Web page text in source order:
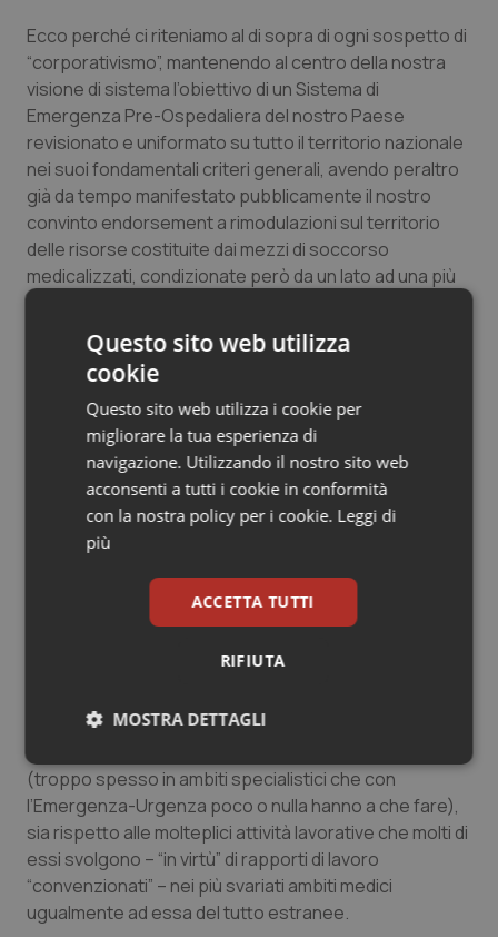
Ecco perché ci riteniamo al di sopra di ogni sospetto di
“corporativismo”, mantenendo al centro della nostra
visione di sistema l’obiettivo di un Sistema di
Emergenza Pre-Ospedaliera del nostro Paese
revisionato e uniformato su tutto il territorio nazionale
nei suoi fondamentali criteri generali, avendo peraltro
già da tempo manifestato pubblicamente il nostro
convinto endorsement a rimodulazioni sul territorio
delle risorse costituite dai mezzi di soccorso
medicalizzati, condizionate però da un lato ad una più
ad un altrettanto necessario perfezionamento del
reclutamento degli Infermieri sui mezzi privi di Medico,
sulla linea di quanto da noi indicato nel nostro
documento inter-societariodel 1° Luglio 2020.
In tal prospettiva condividiamo la necessità, pur senza
tralasciare la preziosa opportunità e necessità di
riqualificare adeguatamente i MET del Servizio 118 in
ogni Regione del nostro Paese, portandone in tale
garantiti dai percorsi di formazione specialistica MEU e
ARTID, di una riorganizzazione delle dotazioni e della
finalmente portare a non dover avvalersi di “medici a
Emergenza Pre-Ospedaliera è quantomeno marginale
(troppo spesso in ambiti specialistici che con
l’Emergenza-Urgenza poco o nulla hanno a che fare),
sia rispetto alle molteplici attività lavorative che molti di
essi svolgono – “in virtù” di rapporti di lavoro
“convenzionati” – nei più svariati ambiti medici
ugualmente ad essa del tutto estranee.
Questo sito web utilizza
cookie
Questo sito web utilizza i cookie per
migliorare la tua esperienza di
navigazione. Utilizzando il nostro sito web
acconsenti a tutti i cookie in conformità
con la nostra policy per i cookie. Leggi di
più
ACCETTA TUTTI
RIFIUTA
MOSTRA DETTAGLI
Necessari Statistici Marketing
Necessari Statistici Marketing